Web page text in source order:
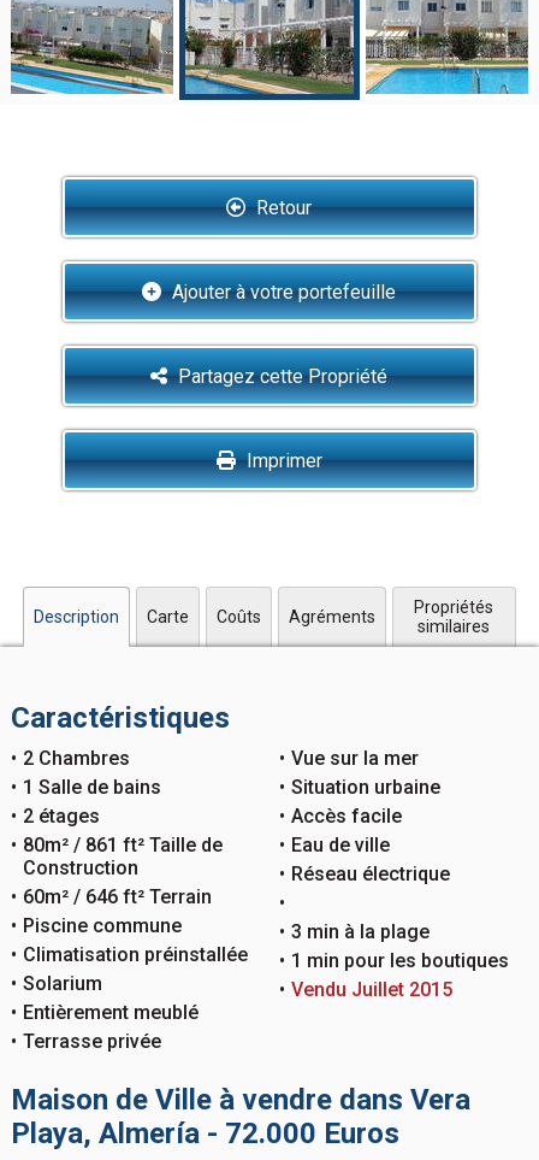
Retour
Ajouter à votre portefeuille
Partagez cette Propriété
Imprimer
Description Carte Coûts Agréments
Propriétés
similaires
Caractéristiques
2 Chambres
1 Salle de bains
2 étages
80m² / 861 ft² Taille de
Construction
60m² / 646 ft² Terrain
Piscine commune
Climatisation préinstallée
Solarium
Entièrement meublé
Terrasse privée
Vue sur la mer
Situation urbaine
Accès facile
Eau de ville
Réseau électrique
3 min à la plage
1 min pour les boutiques
Vendu Juillet 2015
Maison de Ville à vendre dans Vera
Playa, Almería - 72.000 Euros